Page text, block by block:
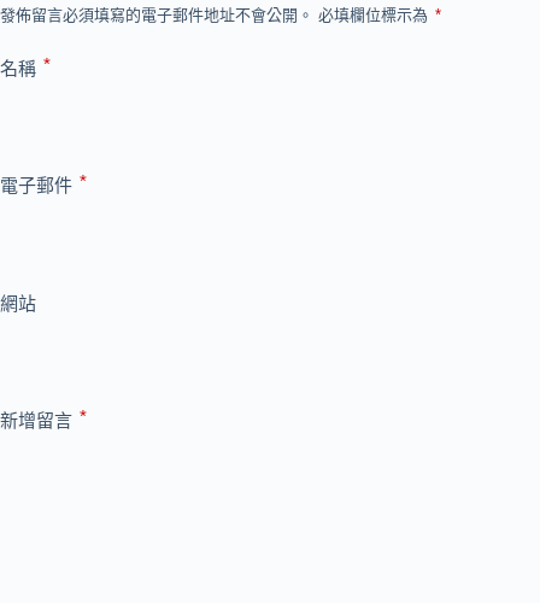
發佈留言必須填寫的電子郵件地址不會公開。 必填欄位標示為 *
名稱 *
電子郵件 *
網站
新增留言 *